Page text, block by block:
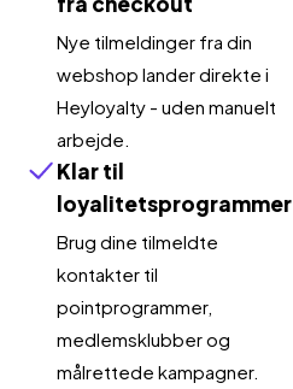
Nye tilmeldinger fra din
webshop lander direkte i
Heyloyalty - uden manuelt
arbejde.
Klar til
loyalitetsprogrammer
Brug dine tilmeldte
kontakter til
pointprogrammer,
medlemsklubber og
målrettede kampagner.